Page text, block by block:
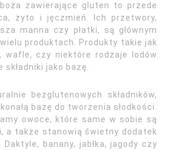
zawierające gluten to przede
żyto i jęczmień. Ich przetwory,
manna czy płatki, są głównym
produktach. Produkty takie jak
wafle, czy niektóre rodzaje lodów
jako bazę.
bezglutenowych składników,
bazę do tworzenia słodkości.
owoce, które same w sobie są
a także stanowią świetny dodatek
banany, jabłka, jagody czy